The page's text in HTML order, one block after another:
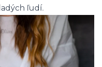
ľudí.